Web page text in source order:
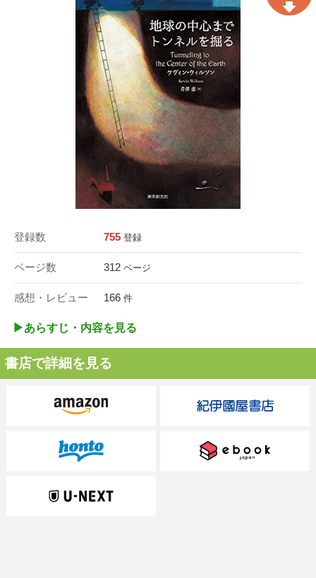
登録数 755 登録
ページ数 312 ページ
感想・レビュー 166 件
▶︎あらすじ・内容を見る
書店で詳細を見る